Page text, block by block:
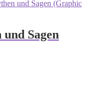
Sagen